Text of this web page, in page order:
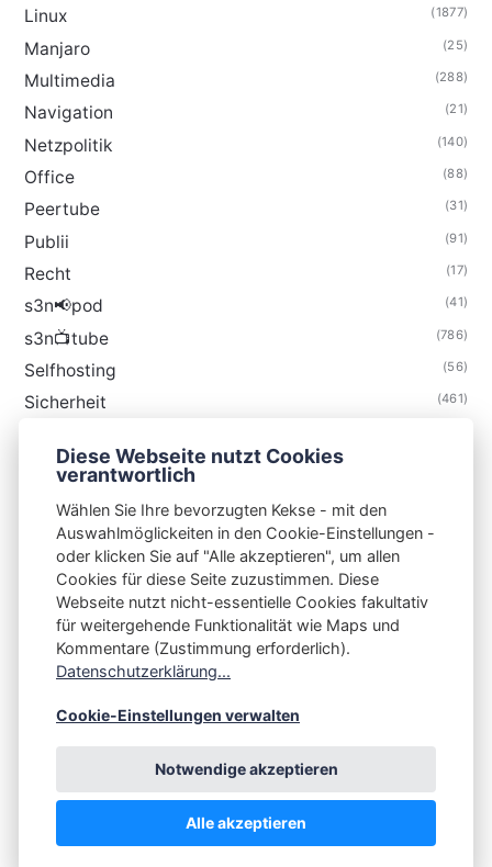
Linux (1877)
Manjaro (25)
Multimedia (288)
Navigation (21)
Netzpolitik (140)
Office (88)
Peertube (31)
Publii (91)
Recht (17)
s3n📢pod (41)
s3n📺tube (786)
Selfhosting (56)
Sicherheit (461)
Thunderbird
S3N🧩NET
Integrating Open-Source Blog Network (iOSBN)
Impressum
Kontakt
💪by☕ ❤️ & Publii CMS
Diese Webseite nutzt Cookies
verantwortlich
Wählen Sie Ihre bevorzugten Kekse - mit den
Auswahlmöglickeiten in den Cookie-Einstellungen -
oder klicken Sie auf "Alle akzeptieren", um allen
Cookies für diese Seite zuzustimmen. Diese
Webseite nutzt nicht-essentielle Cookies fakultativ
für weitergehende Funktionalität wie Maps und
Kommentare (Zustimmung erforderlich).
Datenschutzerklärung...
Cookie-Einstellungen verwalten
Notwendige akzeptieren
Alle akzeptieren